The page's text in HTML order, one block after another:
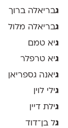
גבריאלה ברוך
גבריאלה מלול
גיא טמם
גיא טרפלר
גיאנה גספריאן
גילי לוין
גילת דיין
גל בן־דוד